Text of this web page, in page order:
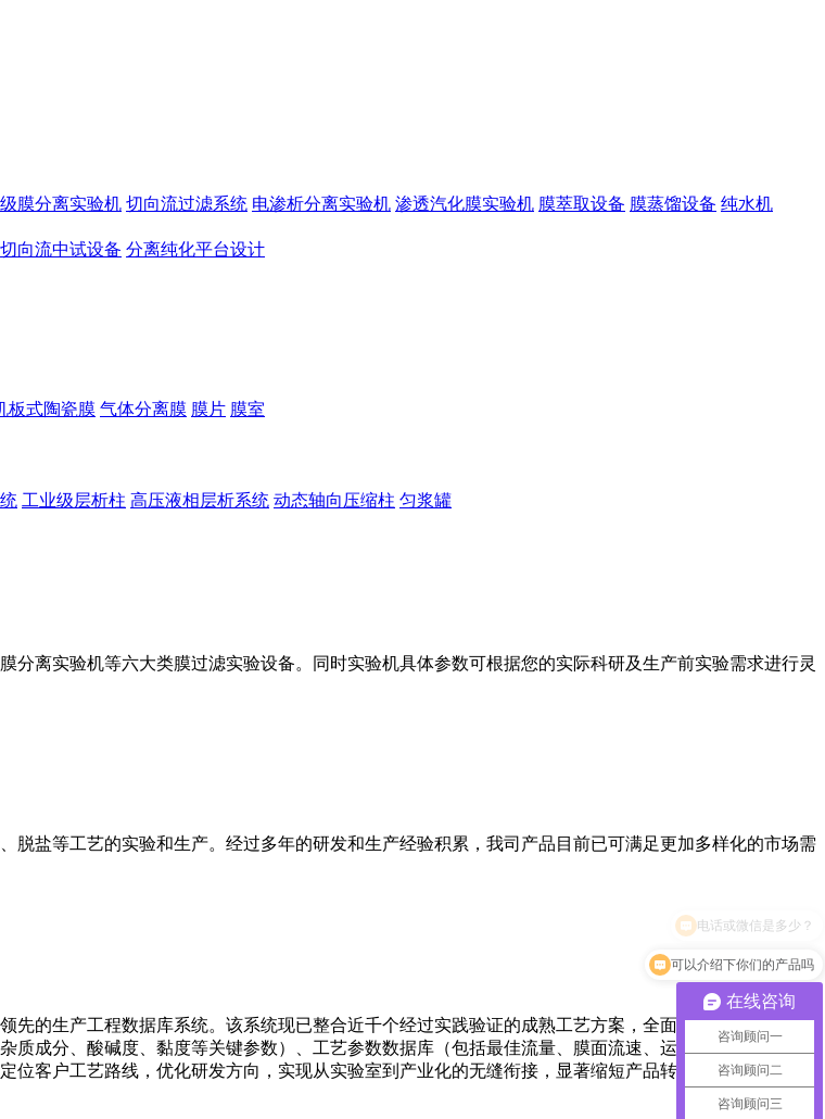
膜分离实验机 切向流过滤系统 电渗析分离实验机 渗透汽化膜实验机 膜萃取设备 膜蒸馏设备 纯水机
切向流中试设备 分离纯化平台设计
板式陶瓷膜 气体分离膜 膜片 膜室
工业级层析柱 高压液相层析系统 动态轴向压缩柱 匀浆罐
离实验机等六大类膜过滤实验设备。同时实验机具体参数可根据您的实际科研及生产前实验需求进行灵
盐等工艺的实验和生产。经过多年的研发和生产经验积累，我司产品目前已可满足更加多样化的市场需
的生产工程数据库系统。该系统现已整合近千个经过实践验证的成熟工艺方案，全面覆盖多个行业的工
成分、酸碱度、黏度等关键参数）、工艺参数数据库（包括最佳流量、膜面流速、运行体积、滞留时间
客户工艺路线，优化研发方向，实现从实验室到产业化的无缝衔接，显著缩短产品转化周期，全面提升
在线咨询
咨询顾问一
咨询顾问二
咨询顾问三
可以介绍下你们的产品吗